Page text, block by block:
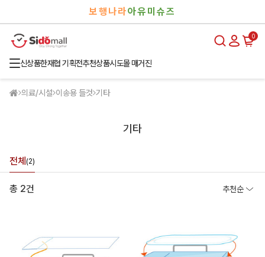
보행나라아유미슈즈
0
신상품한재협 기획전추천상품시도몰 매거진
의료/시설 이송용 들것 기타
기타
전체 (2)
총 2건 추천순